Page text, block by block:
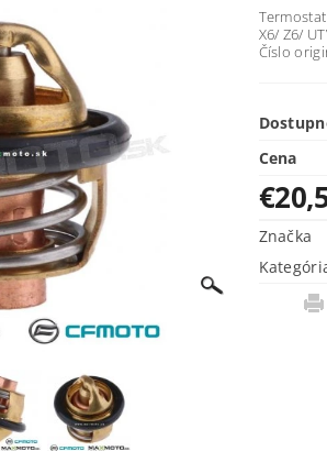
X6/ Z6/
Číslo
Cena
Značka